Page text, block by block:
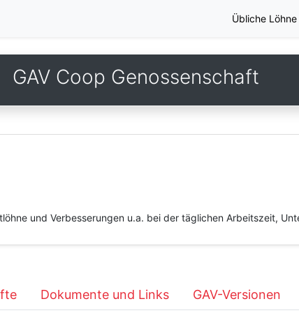
Übliche Löhne
GAV Coop Genossenschaft
und Verbesserungen u.a. bei der täglichen Arbeitszeit,
Dokumente und Links GAV-Versionen